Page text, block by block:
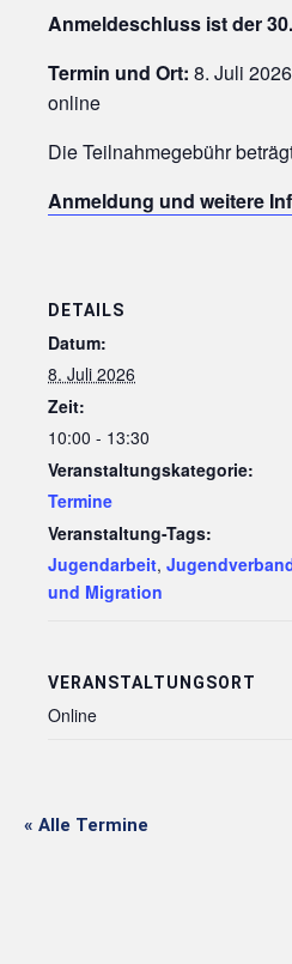
Anmeldeschluss ist der
Termin und Ort: 8. Juli
online
Die Teilnahmegebühr
Anmeldung und weitere
DETAILS
Datum:
8. Juli 2026
Zeit:
10:00 - 13:30
Veranstaltungskategorie:
Termine
Veranstaltung-Tags:
Jugendarbeit,
und Migration
VERANSTALTUNGSORT
Online
« Alle Termine